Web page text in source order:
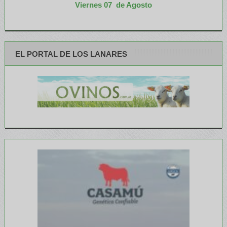
Viernes 07 de Agosto
EL PORTAL DE LOS LANARES